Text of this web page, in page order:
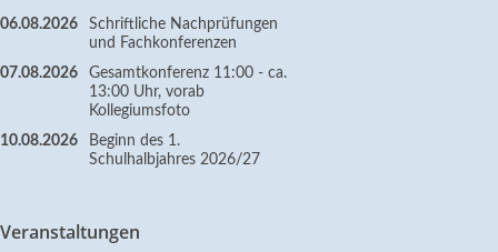
06.08.2026
Schriftliche Nachprüfungen
und Fachkonferenzen
07.08.2026
Gesamtkonferenz 11:00 - ca.
13:00 Uhr, vorab
Kollegiumsfoto
10.08.2026
Beginn des 1.
Schulhalbjahres 2026/27
Veranstaltungen